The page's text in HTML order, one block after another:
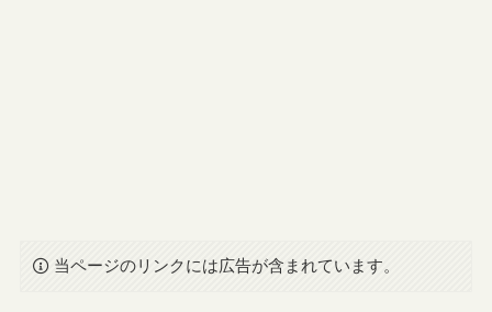
当ページのリンクには広告が含まれています。